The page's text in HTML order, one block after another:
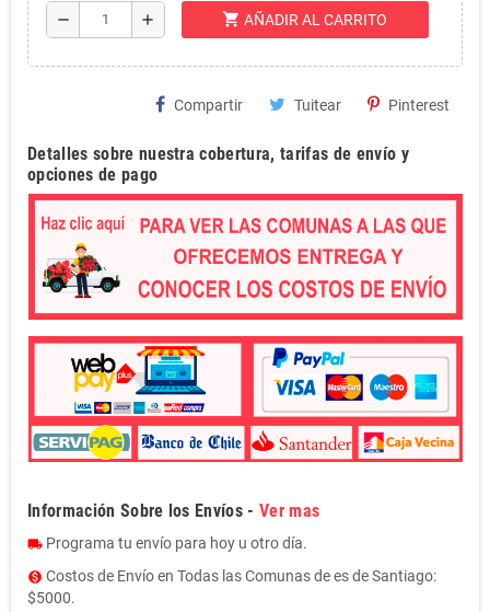
remove add shopping_cart AÑADIR AL CARRITO
Compartir Tuitear Pinterest
Detalles sobre nuestra cobertura, tarifas de envío y
opciones de pago
Información Sobre los Envíos -Ver mas
local_shipping Programa tu envío para hoy u otro día.
monetization_on Costos de Envío en Todas las Comunas de es de Santiago:
$5000.